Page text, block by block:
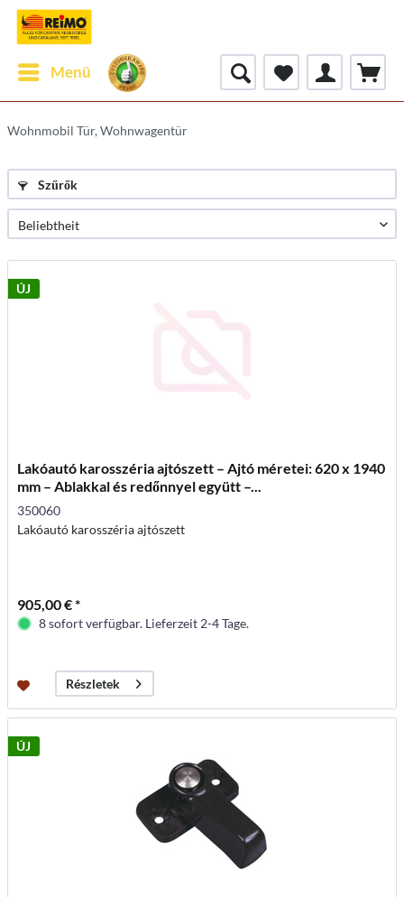
Menü
Wohnmobil Tür, Wohnwagentür
Szűrők
ÚJ
Lakóautó karosszéria ajtószett – Ajtó méretei: 620 x 1940
mm – Ablakkal és redőnnyel együtt –...
350060
Lakóautó karosszéria ajtószett
905,00 € *
8 sofort verfügbar. Lieferzeit 2-4 Tage.
Részletek
ÚJ